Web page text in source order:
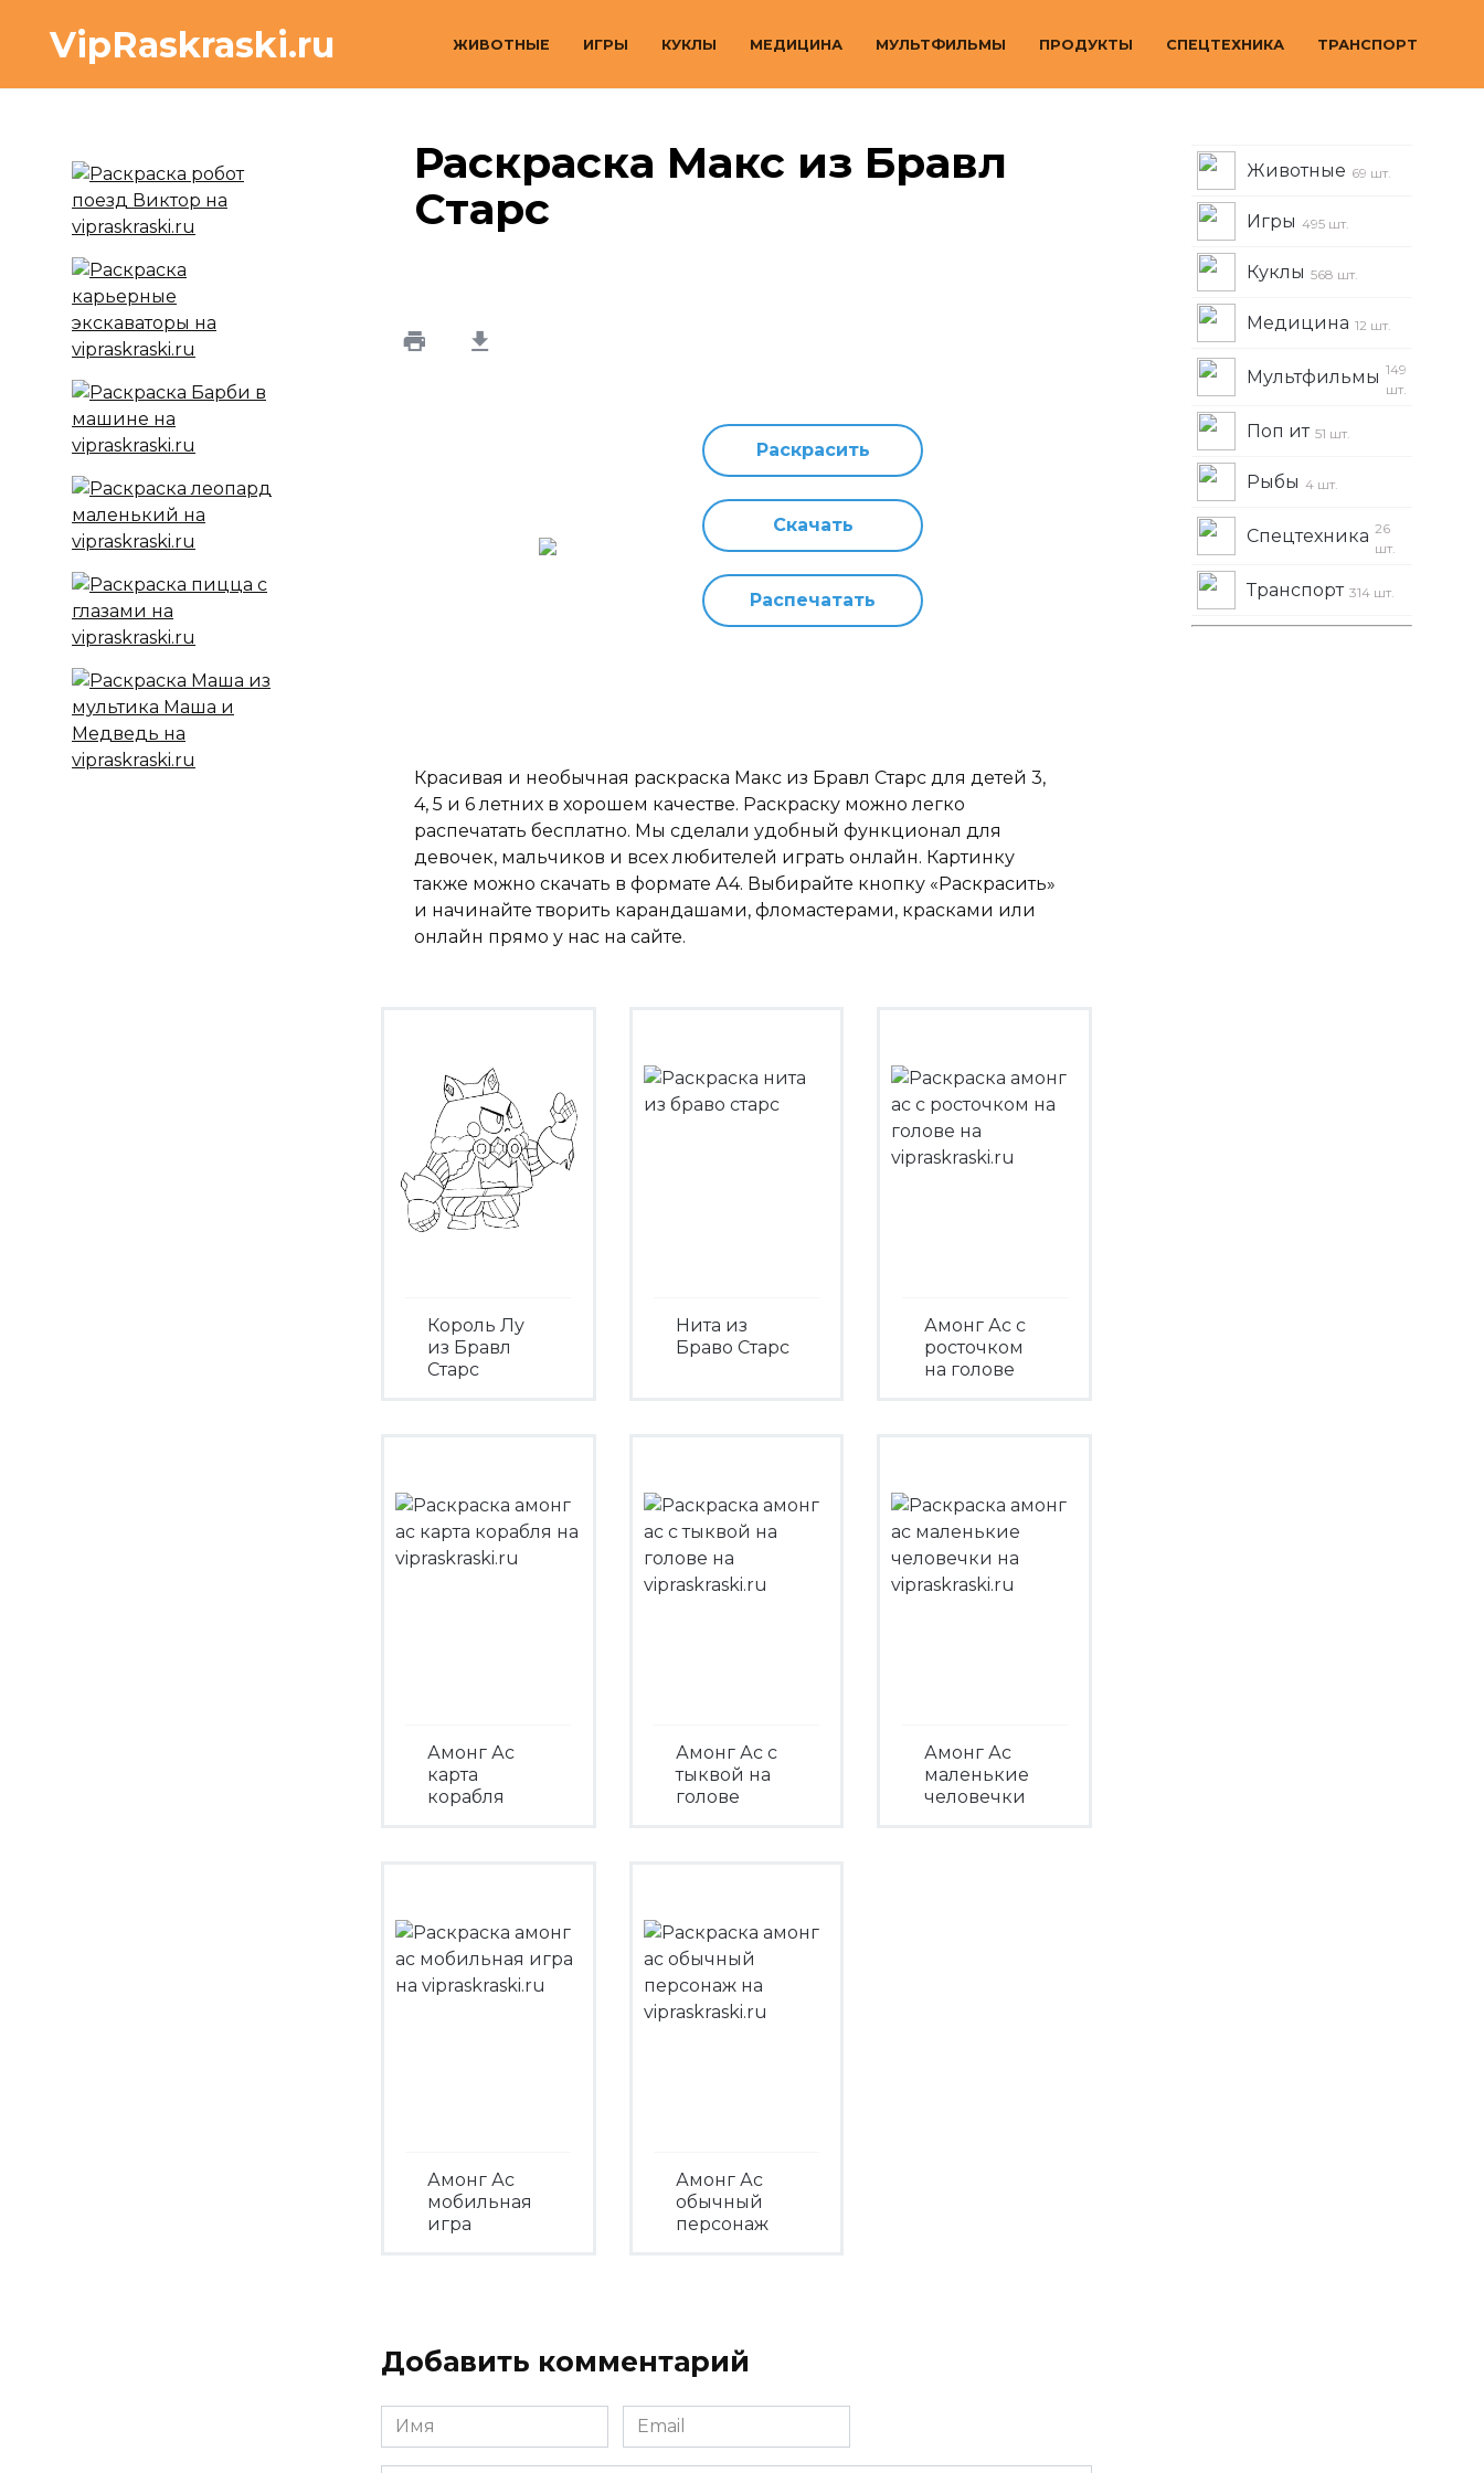
содержанию
VipRaskraski.ru ЖИВОТНЫЕ ИГРЫ КУКЛЫ МЕДИЦИНА МУЛЬТФИЛЬМЫ ПРОДУКТЫ СПЕЦТЕХНИКА ТРАНСПОРТ
Раскраска Макс из Бравл
Старс
Раскрасить
Скачать
Распечатать
Красивая и необычная раскраска Макс из Бравл Старс для детей 3,
4, 5 и 6 летних в хорошем качестве. Раскраску можно легко
распечатать бесплатно. Мы сделали удобный функционал для
девочек, мальчиков и всех любителей играть онлайн. Картинку
также можно скачать в формате А4. Выбирайте кнопку «Раскрасить»
и начинайте творить карандашами, фломастерами, красками или
онлайн прямо у нас на сайте.
Король Лу
из Бравл
Старс
Нита из
Браво Старс
Амонг Ас с
росточком
на голове
Амонг Ас
карта
корабля
Амонг Ас с
тыквой на
голове
Амонг Ас
маленькие
человечки
Амонг Ас
мобильная
игра
Амонг Ас
обычный
персонаж
Добавить комментарий
Имя
*
Email
*
Животные 69 шт.
Игры 495 шт.
Куклы 568 шт.
Медицина 12 шт.
Мультфильмы 149
шт.
Поп ит 51 шт.
Рыбы 4 шт.
Спецтехника 26
шт.
Транспорт 314 шт.